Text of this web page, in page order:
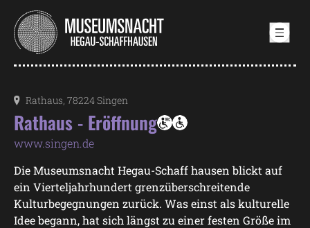
Samstag, 19. September 2026
Rathaus, 78224 Singen
Rathaus - Eröffnung
www.singen.de
Die Museumsnacht Hegau-Schaff hausen blickt auf
ein Vierteljahrhundert grenzüberschreitende
Kulturbegegnungen zurück. Was einst als kulturelle
Idee begann, hat sich längst zu einer festen Größe im